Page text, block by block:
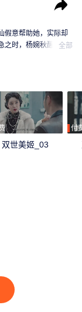
假意帮助她，实际却
之时，杨婉秋醒悟发
全部
双世美姬_03
付